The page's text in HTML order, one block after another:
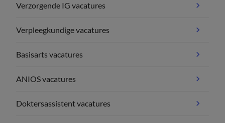
Verzorgende IG vacatures
Verpleegkundige vacatures
Basisarts vacatures
ANIOS vacatures
Doktersassistent vacatures